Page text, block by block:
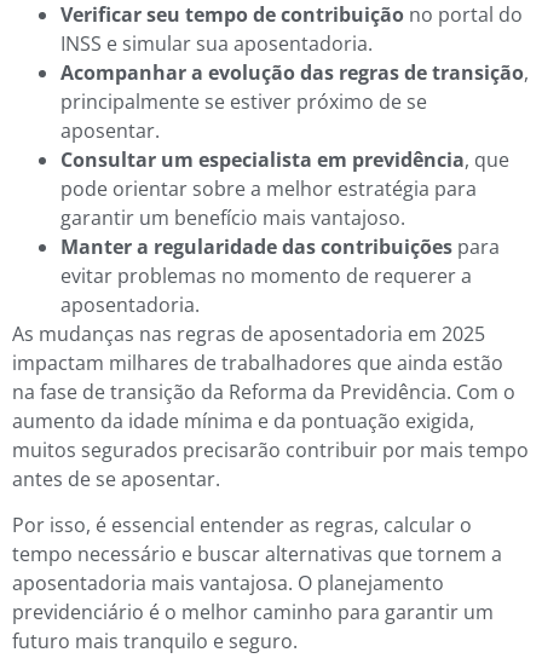
Verificar seu tempo de contribuição no portal do
INSS e simular sua aposentadoria.
Acompanhar a evolução das regras de transição,
principalmente se estiver próximo de se
aposentar.
Consultar um especialista em previdência, que
pode orientar sobre a melhor estratégia para
garantir um benefício mais vantajoso.
Manter a regularidade das contribuições para
evitar problemas no momento de requerer a
aposentadoria.
As mudanças nas regras de aposentadoria em 2025
impactam milhares de trabalhadores que ainda estão
na fase de transição da Reforma da Previdência. Com o
aumento da idade mínima e da pontuação exigida,
muitos segurados precisarão contribuir por mais tempo
antes de se aposentar.
Por isso, é essencial entender as regras, calcular o
tempo necessário e buscar alternativas que tornem a
aposentadoria mais vantajosa. O planejamento
previdenciário é o melhor caminho para garantir um
futuro mais tranquilo e seguro.